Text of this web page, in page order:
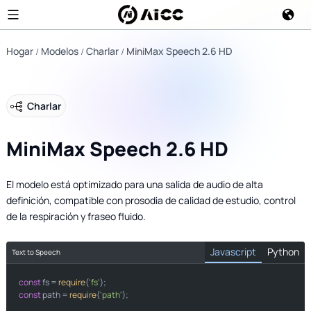
Hogar Modelos Charlar MiniMax Speech 2.6 HD
Charlar
MiniMax Speech 2.6 HD
El modelo está optimizado para una salida de audio de alta
definición, compatible con prosodia de calidad de estudio, control
de la respiración y fraseo fluido.
Text to Speech Javascript Python
const fs = require('fs'
const path = require('path');
os